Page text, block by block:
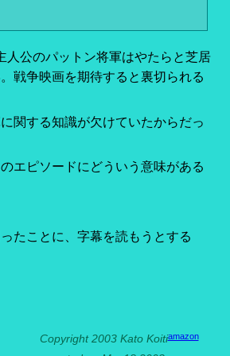
公のパットン将軍はやたらと芝居
戦争映画を期待すると裏切られる
関する知識が欠けていたからだっ
エピソードにどういう意味がある
たことに、字幕を読もうとする
amazon
Copyright 2003 Kato Koiti